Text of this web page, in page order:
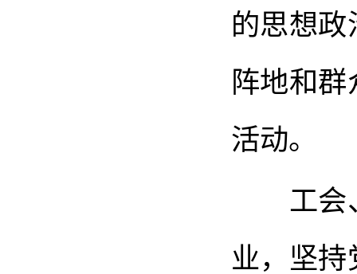
的思想
阵地和
活动。
工会、
业，坚持